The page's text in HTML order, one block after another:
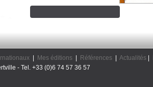
| Mes éditions| Références| Actualités|
- Tel. +33 (0)6 74 57 36 57